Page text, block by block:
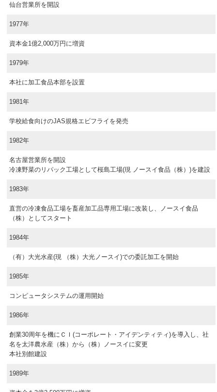
仙台営業所を開設
1977年
資本金1億2,000万円に増資
1979年
本社に加工食品本部を設置
1981年
学校給食向けのJAS規格エビフライを発売
1982年
名古屋営業所を開設
冷凍野菜のリパック工場として桜島工場(現 ノースイ食品（株）)を建設
1983年
直営の冷凍食品工場を畜産加工品専用工場に改装し、ノースイ食品
（株）としてスタート
1984年
（有）大光水産(現 （株）大光ノースイ)での委託加工を開始
1985年
コンピュータシステムの運用開始
1986年
創業30周年を機にＣＩ(コーポレート・アイデンティティ)を導入し、社
名を太洋農水産（株）から（株）ノースイに変更
本社別館建設
1989年